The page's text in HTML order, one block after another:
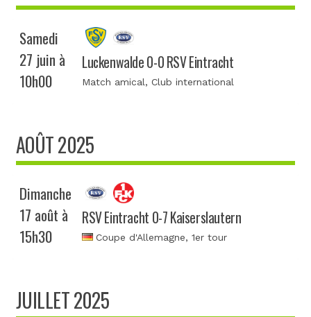
Samedi
27 juin à
10h00
Luckenwalde 0-0 RSV Eintracht
Match amical, Club international
AOÛT 2025
Dimanche
17 août à
15h30
RSV Eintracht 0-7 Kaiserslautern
Coupe d'Allemagne, 1er tour
JUILLET 2025